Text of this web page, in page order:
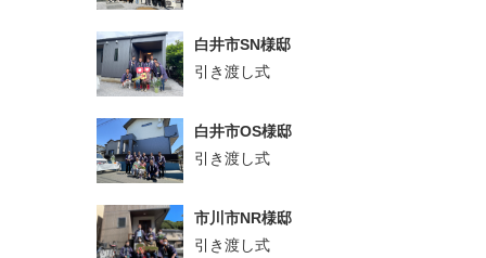
白井市SN様邸
引き渡し式
白井市OS様邸
引き渡し式
市川市NR様邸
引き渡し式